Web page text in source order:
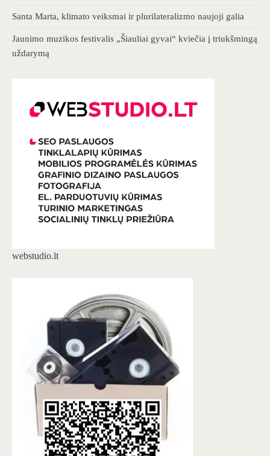
Santa Marta, klimato veiksmai ir plurilateralizmo naujoji galia
Jaunimo muzikos festivalis „Šiauliai gyvai“ kviečia į triukšmingą
uždarymą
webstudio.lt